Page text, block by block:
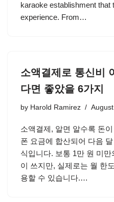
karaoke establishment that
experience. From…
소액결제로 통신비
다면 좋았을 6가지
by Harold Ramirez
소액결제, 알면 알수록 돈
폰 요금에 합산되어 다음
식입니다. 보통 1만 원 미
이 쓰지만, 실제로는 월 한
용할 수 있습니다.…